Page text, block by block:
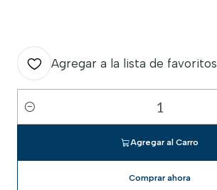
Agregar a la lista de favoritos
Cantidad
Agregar al Carro
Comprar ahora